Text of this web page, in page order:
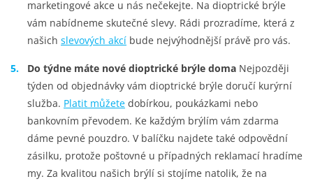
marketingové akce u nás nečekejte. Na dioptrické brýle
vám nabídneme skutečné slevy. Rádi prozradíme, která z
našich slevových akcí bude nejvýhodnější právě pro vás.
Do týdne máte nové dioptrické brýle doma Nejpozději
týden od objednávky vám dioptrické brýle doručí kurýrní
služba. Platit můžete dobírkou, poukázkami nebo
bankovním převodem. Ke každým brýlím vám zdarma
dáme pevné pouzdro. V balíčku najdete také odpovědní
zásilku, protože poštovné u případných reklamací hradíme
my. Za kvalitou našich brýlí si stojíme natolik, že na